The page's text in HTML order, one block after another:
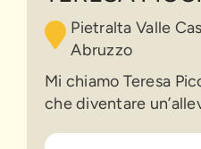
Pietralta Valle
Abruzzo
Mi chiamo Teresa
che diventare